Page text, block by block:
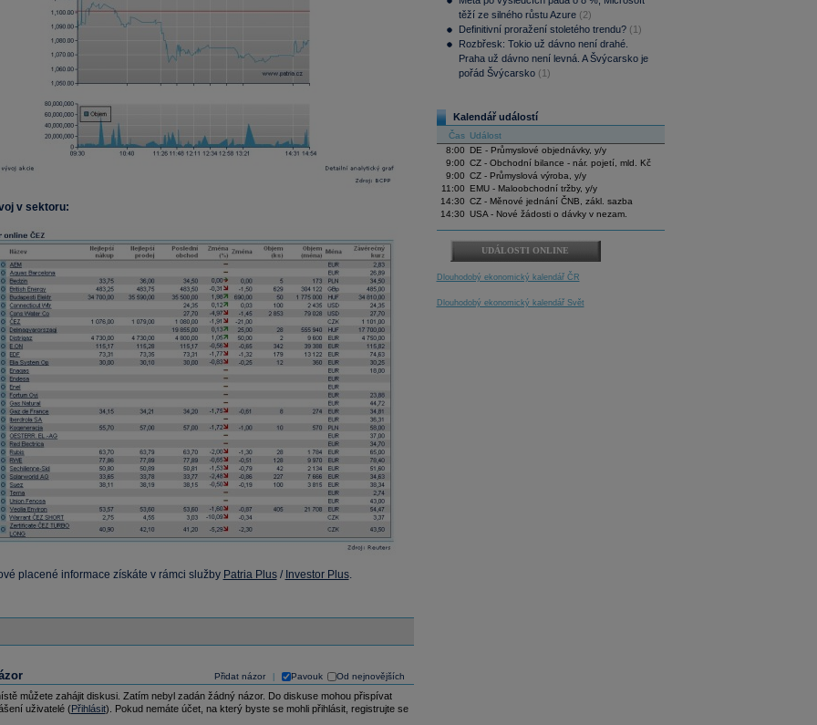
v sektoru:
placené informace získáte v rámci služby Patria Plus/ Investor Plus.
Přidat názor Pavouk Od nejnovějších
můžete zahájit diskusi. Zatím nebyl zadán žádný názor. Do diskuse mohou přispívat
uživatelé (Přihlásit). Pokud nemáte účet, na který byste se mohli přihlásit, registrujte se
těží ze silného růstu Azure (2)
Definitivní proražení stoletého trendu? (1)
Rozbřesk: Tokio už dávno není drahé.
Praha už dávno není levná. A Švýcarsko je
pořád Švýcarsko (1)
Kalendář událostí
Čas Událost
8:00
DE - Průmyslové objednávky, y/y
9:00 CZ - Obchodní bilance - nár. pojetí, mld. Kč
9:00 CZ - Průmyslová výroba, y/y
11:00
EMU - Maloobchodní tržby, y/y
14:30 CZ - Měnové jednání ČNB, zákl. sazba
14:30 USA - Nové žádosti o dávky v nezam.
UDÁLOSTI ONLINE
Dlouhodobý ekonomický kalendář ČR
Dlouhodobý ekonomický kalendář Svět